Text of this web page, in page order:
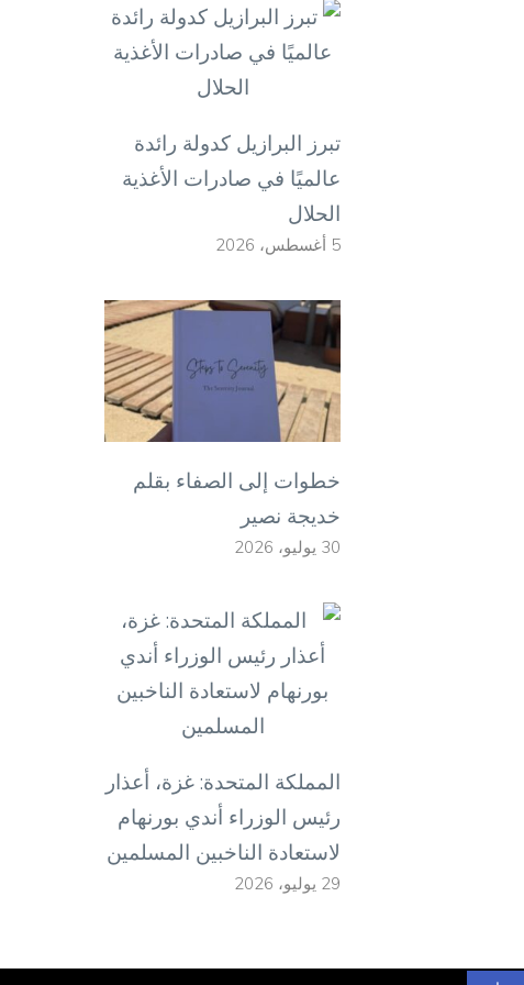
تبرز البرازيل كدولة رائدة
عالميًا في صادرات الأغذية
الحلال
5 أغسطس، 2026
خطوات إلى الصفاء بقلم
خديجة نصير
30 يوليو، 2026
المملكة المتحدة: غزة، أعذار
رئيس الوزراء أندي بورنهام
لاستعادة الناخبين المسلمين
29 يوليو، 2026